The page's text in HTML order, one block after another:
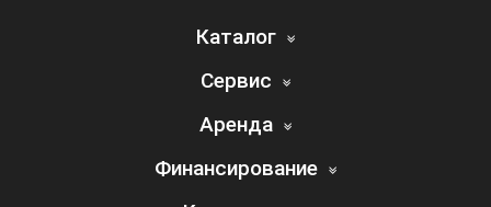
Каталог
Сервис
Аренда
Финансирование